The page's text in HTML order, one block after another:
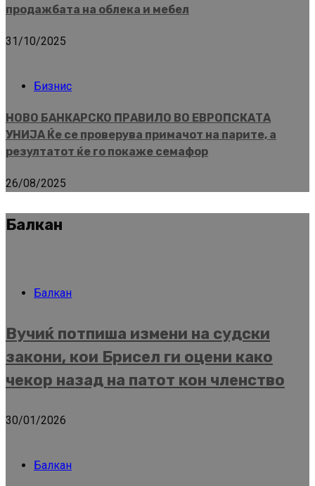
продажбата на облека и мебел
31/10/2025
Бизнис
НОВО БАНКАРСКО ПРАВИЛО ВО ЕВРОПСКАТА
УНИЈА Ќе се проверува примачот на парите, а
резултатот ќе го покаже семафор
26/08/2025
Балкан
Балкан
Вучиќ потпиша измени на судски
закони, кои Брисел ги оцени како
чекор назад на патот кон членство
30/01/2026
Балкан